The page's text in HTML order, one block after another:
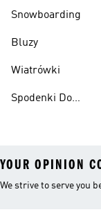
Snowboarding
Bluzy
Wiatrówki
Spodenki Do
YOUR OPINION
We strive to serve you